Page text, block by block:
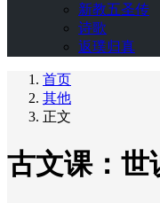
新教五圣传
诗歌
返璞归真
首页
其他
正文
古文课：世